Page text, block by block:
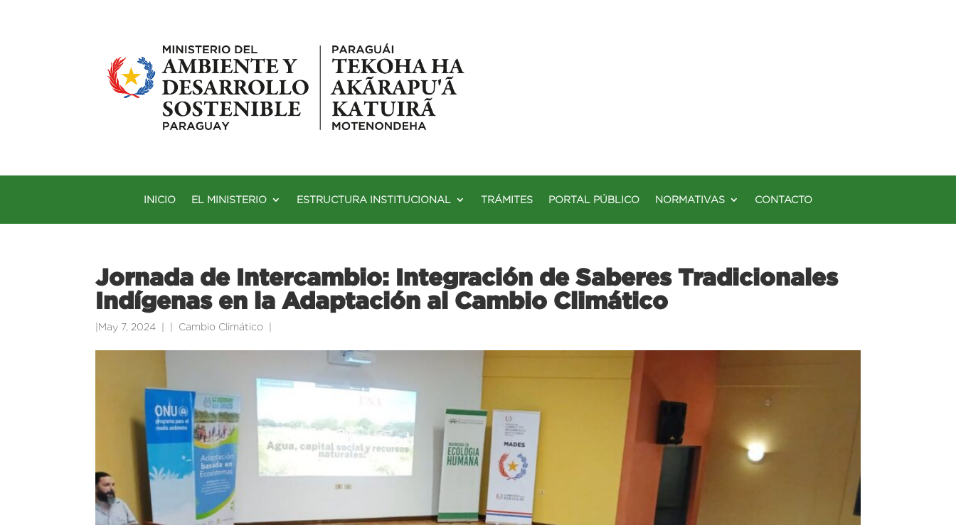
INICIO EL MINISTERIO ESTRUCTURA INSTITUCIONAL TRÁMITES PORTAL PÚBLICO NORMATIVAS CONTACTO
Jornada de Intercambio: Integración de Saberes Tradicionales
Indígenas en la Adaptación al Cambio Climático
May 7, 2024 Cambio Climático